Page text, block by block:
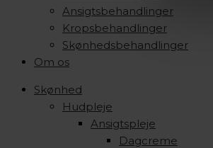
Ansigtsbehandlinger
Kropsbehandlinger
Skønhedsbehandlinger
Om os
Skønhed
Hudpleje
Ansigtspleje
Dagcreme